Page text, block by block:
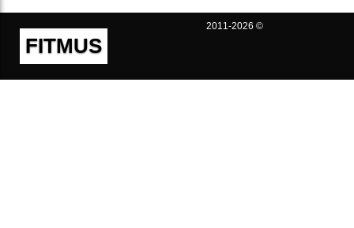
FITMUS
2011-2026 ©